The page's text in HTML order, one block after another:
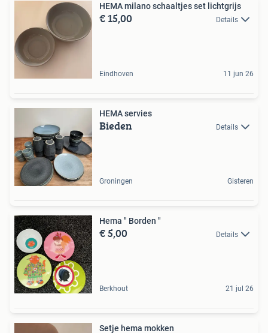
HEMA milano schaaltjes set lichtgrijs
€ 15,00 Details
Eindhoven 11 jun 26
HEMA servies
Bieden Details
Groningen Gisteren
Hema " Borden "
€ 5,00 Details
Berkhout 21 jul 26
Setje hema mokken